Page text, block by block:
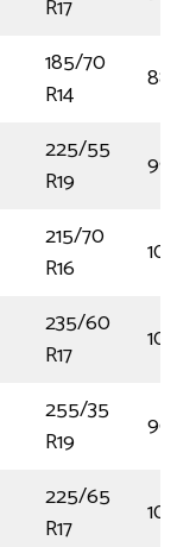
R17
185/70
R14
88T
225/55
R19
99H
215/70
R16
100V
235/60
R17
102H
255/35
R19
96YY
225/65
R17
102H